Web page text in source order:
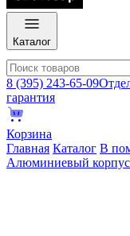
Каталог
8 (395) 243-65-09
гарантия
Корзина
Главная Каталог В
Алюминиевый корпус